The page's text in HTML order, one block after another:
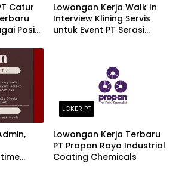
Catur
Posisi
Lowongan Kerja Walk In
Interview Klining Servis
untuk Event PT Serasi
LOKER PT
Lowongan Kerja Terbaru
PT Propan Raya Industrial
Coating Chemicals